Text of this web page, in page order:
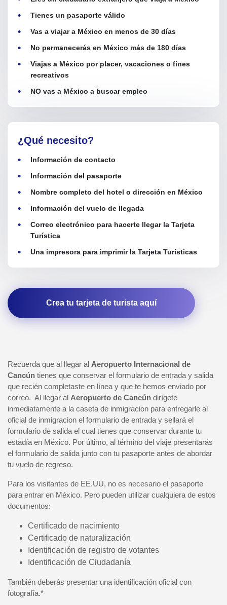
Tienes un pasaporte válido
Vas a viajar a México en menos de 30 días
No permanecerás en México más de 180 días
Viajas a México por placer, vacaciones o fines
recreativos
NO vas a México a buscar empleo
¿Qué necesito?
Información de contacto
Información del pasaporte
Nombre completo del hotel o dirección en México
Información del vuelo de llegada
Correo electrónico para hacerte llegar la Tarjeta
Turística
Una impresora para imprimir la Tarjeta Turísticas
Crea tu tarjeta de turista aquí
Recuerda que al llegar al Aeropuerto Internacional de
Cancún tienes que conservar el formulario de entrada y salida
que recién completaste en línea y que te hemos enviado por
correo. Al llegar al Aeropuerto de Cancún dirígete
inmediatamente a la caseta de inmigracion para entregarle al
oficial de inmigracion el formulario de entrada y sellará el
formulario de salida el cual tienes que conservar durante tu
estadía en México. Por último, al término del viaje presentarás
el formulario de salida junto con tu pasaporte antes de abordar
tu vuelo de regreso.
Para los visitantes de EE.UU, no es necesario el pasaporte
para entrar en México. Pero pueden utilizar cualquiera de estos
documentos:
Certificado de nacimiento
Certificado de naturalización
Identificación de registro de votantes
Identificación de Ciudadanía
También deberás presentar una identificación oficial con
fotografía.*